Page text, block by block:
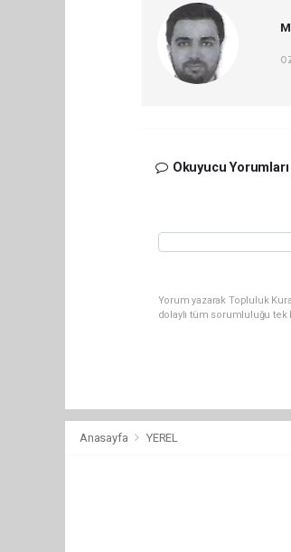
Okuyucu Yorumları
Yorum yazarak Topluluk
dolaylı tüm sorumluluğu
Anasayfa YEREL